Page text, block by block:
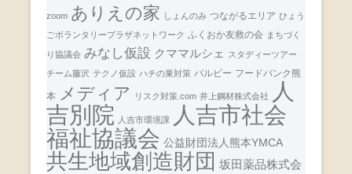
zoom ありえの家 しょんのみ つながるエリア ひょう
ごボランタリープラザネットワーク ふくおか友救の会 まちづく
り協議会 みなし仮設 クママルシェ
スタディーツアー
チーム藤沢 テクノ仮設 ハチの巣対策 バルビー フードバンク熊
本 メディア リスク対策.com 井上鋼材株式会社
人
吉別院
人吉市環境課
人吉市社会
福祉協議会 公益財団法人熊本YMCA
共生地域創造財団 坂田薬品株式会